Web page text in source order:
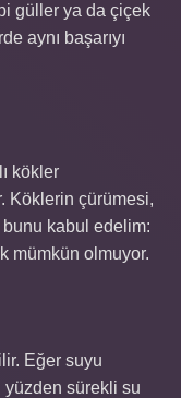
güller ya da çiçek
aynı başarıyı
kökler
Köklerin çürümesi,
bunu kabul edelim:
mümkün olmuyor.
Eğer suyu
sürekli su